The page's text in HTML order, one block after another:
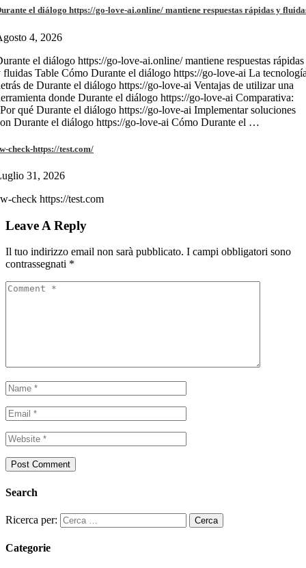
el diálogo https://go-love-ai.online/ mantiene respuestas rápidas y
4, 2026
el diálogo https://go-love-ai.online/ mantiene respuestas rápidas
fluidas Table Cómo Durante el diálogo https://go-love-ai La
de Durante el diálogo https://go-love-ai Ventajas de utilizar una
donde Durante el diálogo https://go-love-ai Comparativa:
qué Durante el diálogo https://go-love-ai Implementar soluciones
Durante el diálogo https://go-love-ai Cómo Durante el …
check-https://test.com/
31, 2026
check https://test.com
Leave A Reply
Il tuo indirizzo email non sarà pubblicato. I campi obbligatori sono
contrassegnati *
Search
Ricerca per:
Categorie